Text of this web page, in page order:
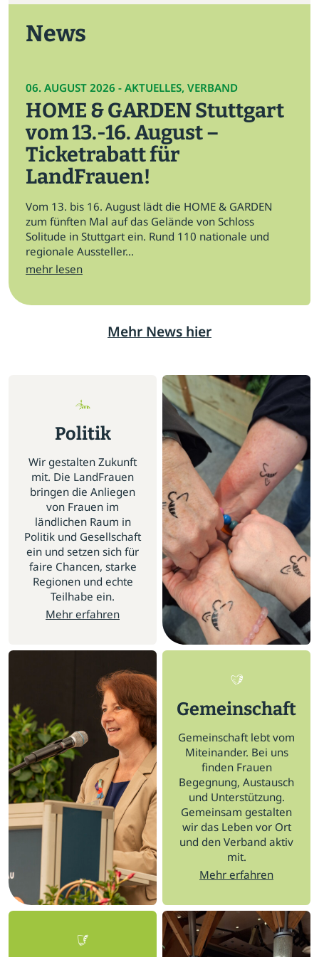
News
06. AUGUST 2026 - AKTUELLES, VERBAND
HOME & GARDEN Stuttgart
vom 13.-16. August –
Ticketrabatt für
LandFrauen!
Vom 13. bis 16. August lädt die HOME & GARDEN
zum fünften Mal auf das Gelände von Schloss
Solitude in Stuttgart ein. Rund 110 nationale und
regionale Aussteller...
mehr lesen
Mehr News hier
Politik
Wir gestalten Zukunft
mit. Die LandFrauen
bringen die Anliegen
von Frauen im
ländlichen Raum in
Politik und Gesellschaft
ein und setzen sich für
faire Chancen, starke
Regionen und echte
Teilhabe ein.
Mehr erfahren
Gemeinschaft
Gemeinschaft lebt vom
Miteinander. Bei uns
finden Frauen
Begegnung, Austausch
und Unterstützung.
Gemeinsam gestalten
wir das Leben vor Ort
und den Verband aktiv
mit.
Mehr erfahren